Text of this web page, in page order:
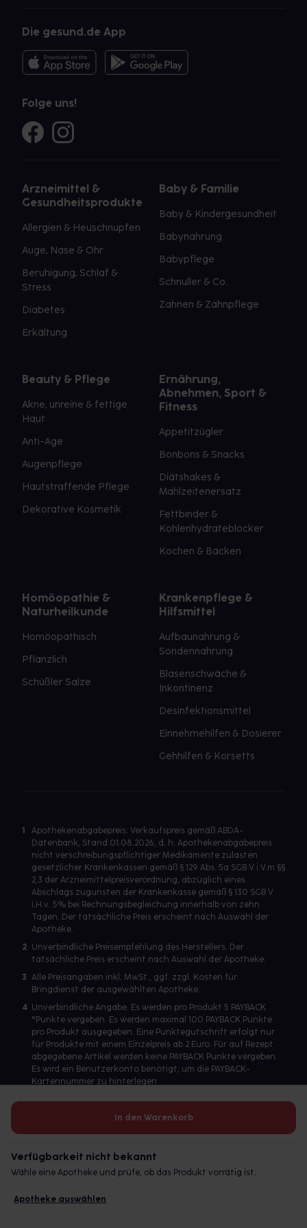
In den Warenkorb
Verfügbarkeit nicht bekannt
Wähle eine Apotheke und prüfe, ob das Produkt vorrätig ist.
Apotheke auswählen
Die gesund.de App
Folge uns!
Arzneimittel &
Gesundheitsprodukte
Allergien & Heuschnupfen
Auge, Nase & Ohr
Beruhigung, Schlaf &
Stress
Diabetes
Erkältung
Baby & Familie
Baby & Kindergesundheit
Babynahrung
Babypflege
Schnuller & Co.
Zahnen & Zahnpflege
Beauty & Pflege
Akne, unreine & fettige
Haut
Anti-Age
Augenpflege
Hautstraffende Pflege
Dekorative Kosmetik
Ernährung,
Abnehmen, Sport &
Fitness
Appetitzügler
Bonbons & Snacks
Diätshakes &
Mahlzeitenersatz
Fettbinder &
Kohlenhydrateblocker
Kochen & Backen
Homöopathie &
Naturheilkunde
Homöopathisch
Pflanzlich
Schüßler Salze
Krankenpflege &
Hilfsmittel
Aufbaunahrung &
Sondennahrung
Blasenschwäche &
Inkontinenz
Desinfektionsmittel
Einnehmehilfen & Dosierer
Gehhilfen & Korsetts
1
Apothekenabgabepreis: Verkaufspreis gemäß ABDA-
Datenbank, Stand 01.08.2026, d. h. Apothekenabgabepreis
nicht verschreibungspflichtiger Medikamente zulasten
gesetzlicher Krankenkassen gemäß § 129 Abs. 5a SGB V i.V.m §§
2,3 der Arzneimittelpreisverordnung, abzüglich eines
Abschlags zugunsten der Krankenkasse gemäß § 130 SGB V
i.H.v. 5% bei Rechnungsbegleichung innerhalb von zehn
Tagen. Der tatsächliche Preis erscheint nach Auswahl der
Apotheke.
2 Unverbindliche Preisempfehlung des Herstellers. Der
tatsächliche Preis erscheint nach Auswahl der Apotheke.
3 Alle Preisangaben inkl. MwSt., ggf. zzgl. Kosten für
Bringdienst der ausgewählten Apotheke.
4 Unverbindliche Angabe. Es werden pro Produkt 5 PAYBACK
°Punkte vergeben. Es werden maximal 100 PAYBACK Punkte
pro Produkt ausgegeben. Eine Punktegutschrift erfolgt nur
für Produkte mit einem Einzelpreis ab 2 Euro. Für auf Rezept
abgegebene Artikel werden keine PAYBACK Punkte vergeben.
Es wird ein Benutzerkonto benötigt, um die PAYBACK-
Kartennummer zu hinterlegen.
Betreiber des Portals und verantwortlich: gesund.de GmbH &
© 2026 gesund.de GmbH & Co. KG